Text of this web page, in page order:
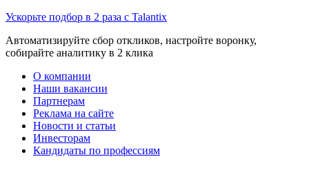
Ускорьте подбор в 2 раза с Talantix
Автоматизируйте сбор откликов, настройте воронку,
собирайте аналитику в 2 клика
О компании
Наши вакансии
Партнерам
Реклама на сайте
Новости и статьи
Инвесторам
Кандидаты по профессиям